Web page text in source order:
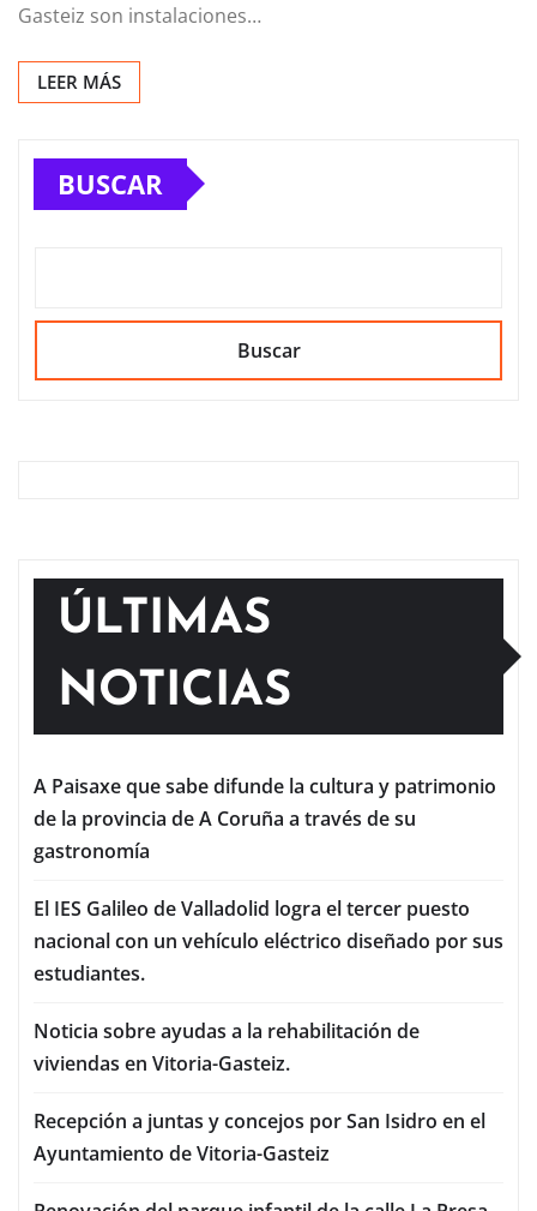
Gasteiz son instalaciones…
LEER MÁS
BUSCAR
Buscar
ÚLTIMAS
NOTICIAS
A Paisaxe que sabe difunde la cultura y patrimonio
de la provincia de A Coruña a través de su
gastronomía
El IES Galileo de Valladolid logra el tercer puesto
nacional con un vehículo eléctrico diseñado por sus
estudiantes.
Noticia sobre ayudas a la rehabilitación de
viviendas en Vitoria-Gasteiz.
Recepción a juntas y concejos por San Isidro en el
Ayuntamiento de Vitoria-Gasteiz